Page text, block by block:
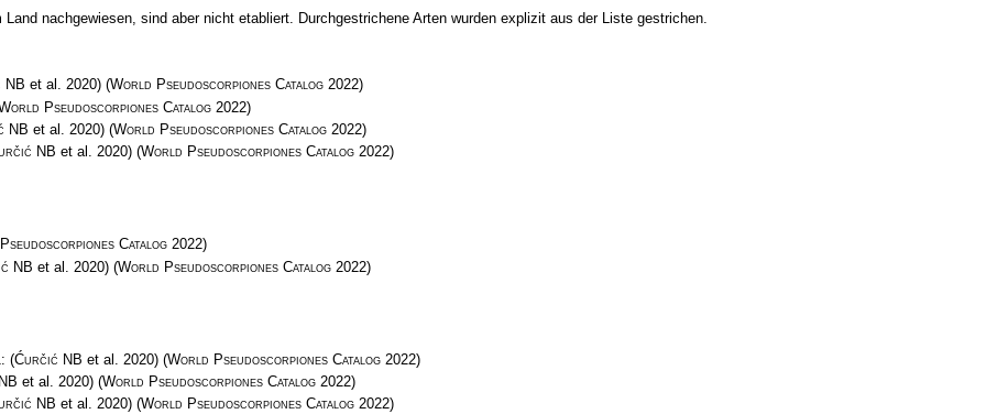
nachgewiesen, sind aber nicht etabliert. Durchgestrichene Arten wurden explizit aus der Liste gestrichen.
NB et al. 2020) (World Pseudoscorpiones Catalog2022)
Pseudoscorpiones Catalog2022)
NB et al. 2020) (World Pseudoscorpiones Catalog2022)
NB et al. 2020) (World Pseudoscorpiones Catalog2022)
Catalog2022)
NB et al. 2020) (World Pseudoscorpiones Catalog2022)
(Ćurčić NB et al. 2020) (World Pseudoscorpiones Catalog2022)
et al. 2020) (World Pseudoscorpiones Catalog2022)
NB et al. 2020) (World Pseudoscorpiones Catalog2022)